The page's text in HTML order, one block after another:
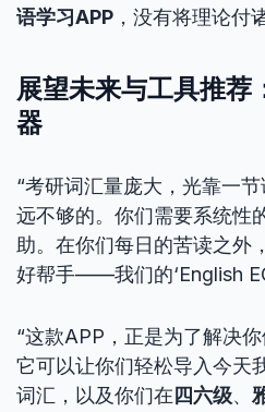
语学习APP ，没有将理论付
展望未来与工具推荐
器
“考研词汇量庞大，光靠一
远不够的。你们需要系统性
助。在你们每日的苦读之外
好帮手——我们的‘English
“这款APP，正是为了解决你
它可以让你们轻松导入今天
词汇，以及你们在 四六级、